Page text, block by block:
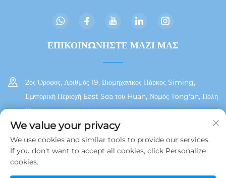
ΕΠΙΚΟΙΝΩΝΗΣΤΕ ΜΑΖΙ ΜΑΣ
2ος Όροφος, Αριθμός 19, Βιομηχανικός Πάρκος Siming,
Εμπορική Περιοχή East Sea του Huan, Νομός Tong'an, Πόλη
Xiamen
+86 13215929911
[email protected]
We value your privacy
We use cookies and similar tools to provide our services.
If you don't want to accept all cookies, click Personalize
cookies.